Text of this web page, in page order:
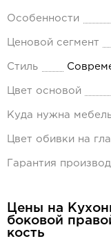
Особенности
Ценовой сегмент
Стиль
Цвет основой
Куда нужна
Цвет обивки на
Гарантия
Цены на
боковой
кость